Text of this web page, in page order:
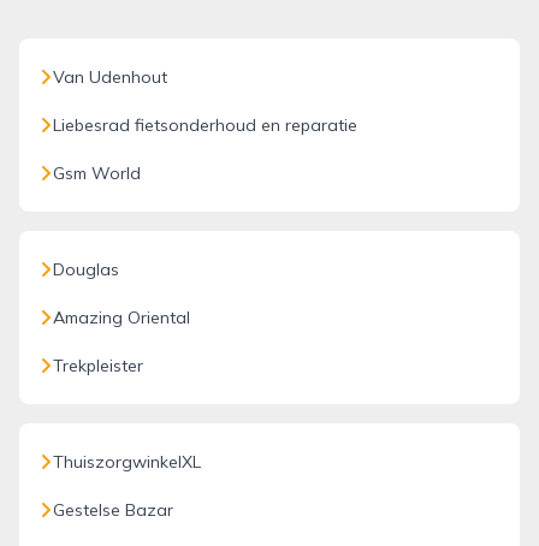
Van Udenhout
Liebesrad fietsonderhoud en reparatie
Gsm World
Douglas
Amazing Oriental
Trekpleister
ThuiszorgwinkelXL
Gestelse Bazar